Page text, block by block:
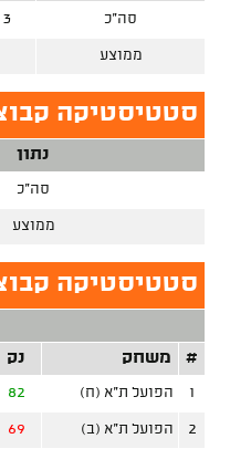
סה"כ 3
ממוצע
סטטיסטיקה
נתון
סה"כ
ממוצע
סטטיסטיקה
#
משחק נק
1 הפועל ת"א (ח) 82
2 הפועל ת"א (ב) 69